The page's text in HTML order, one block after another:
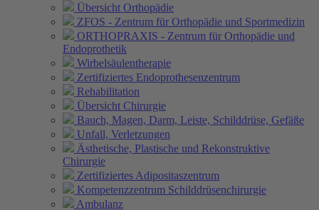
Übersicht Orthopädie
ZFOS - Zentrum für Orthopädie und Sportmedizin
ORTHOPRAXIS - Zentrum für Orthopädie und
Endoprothetik
Wirbelsäulentherapie
Zertifiziertes Endoprothesenzentrum
Rehabilitation
Übersicht Chirurgie
Bauch, Magen, Darm, Leiste, Schilddrüse, Gefäße
Unfall, Verletzungen
Ästhetische, Plastische und Rekonstruktive
Chirurgie
Zertifiziertes Adipositaszentrum
Kompetenzzentrum Schilddrüsenchirurgie
Ambulanz